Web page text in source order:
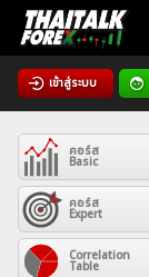
Skip
content
เข้าสู่ระบบ
Home
News
Articles
คอร์ส
Basic
คอร์ส
Expert
Correlation
Table